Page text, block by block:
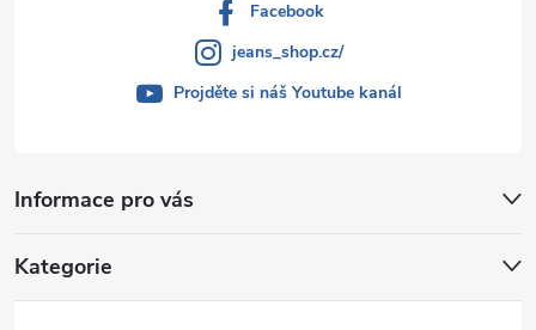
Informace pro vás
Kategorie
Facebook
jeans_shop.cz/
Projděte si náš Youtube kanál